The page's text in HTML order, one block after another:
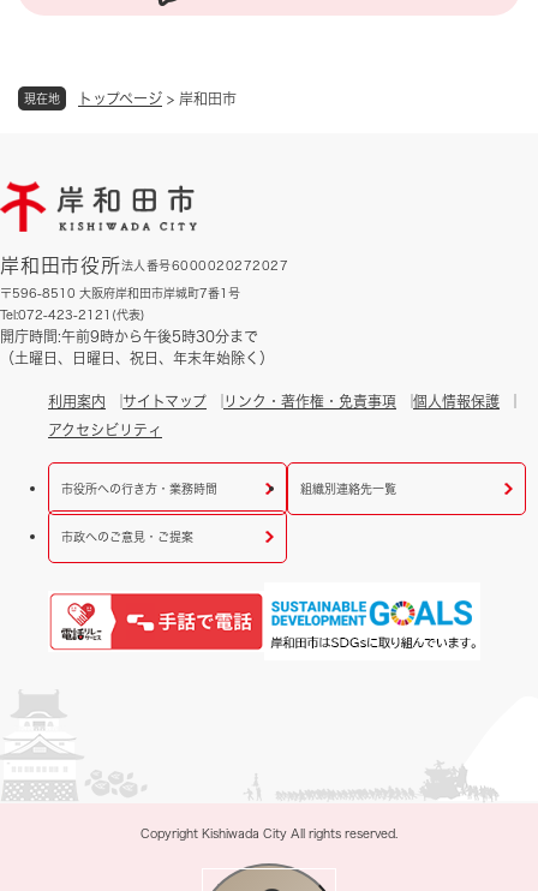
現在地 トップページ > 岸和田市
岸和田市役所法人番号6000020272027
〒596-8510 大阪府岸和田市岸城町7番1号
Tel:072-423-2121(代表)
開庁時間:午前9時から午後5時30分まで
（土曜日、日曜日、祝日、年末年始除く）
利用案内 サイトマップ リンク・著作権・免責事項
個人情報保護
アクセシビリティ
市役所への行き方・業務時間 組織別連絡先一覧
市政へのご意見・ご提案
Copyright Kishiwada City All rights reserved.